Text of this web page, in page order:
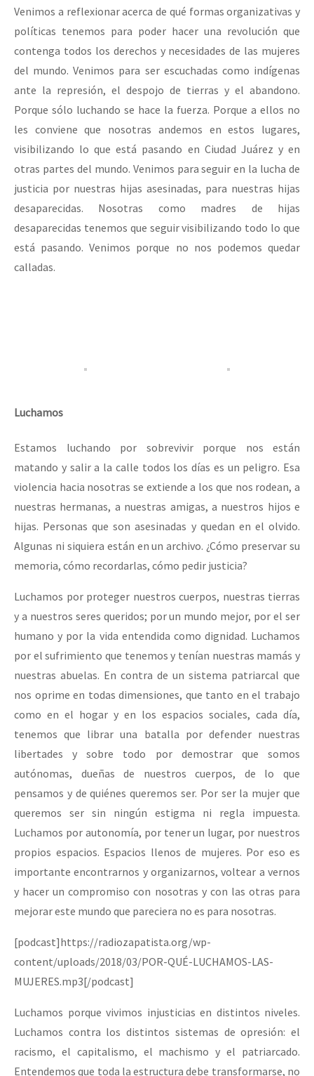
Venimos a reflexionar acerca de qué formas organizativas y
políticas tenemos para poder hacer una revolución que
contenga todos los derechos y necesidades de las mujeres
del mundo. Venimos para ser escuchadas como indígenas
ante la represión, el despojo de tierras y el abandono.
Porque sólo luchando se hace la fuerza. Porque a ellos no
les conviene que nosotras andemos en estos lugares,
visibilizando lo que está pasando en Ciudad Juárez y en
otras partes del mundo. Venimos para seguir en la lucha de
justicia por nuestras hijas asesinadas, para nuestras hijas
desaparecidas. Nosotras como madres de hijas
desaparecidas tenemos que seguir visibilizando todo lo que
está pasando. Venimos porque no nos podemos quedar
calladas.
Luchamos
Estamos luchando por sobrevivir porque nos están
matando y salir a la calle todos los días es un peligro. Esa
violencia hacia nosotras se extiende a los que nos rodean, a
nuestras hermanas, a nuestras amigas, a nuestros hijos e
hijas. Personas que son asesinadas y quedan en el olvido.
Algunas ni siquiera están en un archivo. ¿Cómo preservar su
memoria, cómo recordarlas, cómo pedir justicia?
Luchamos por proteger nuestros cuerpos, nuestras tierras
y a nuestros seres queridos; por un mundo mejor, por el ser
humano y por la vida entendida como dignidad. Luchamos
por el sufrimiento que tenemos y tenían nuestras mamás y
nuestras abuelas. En contra de un sistema patriarcal que
nos oprime en todas dimensiones, que tanto en el trabajo
como en el hogar y en los espacios sociales, cada día,
tenemos que librar una batalla por defender nuestras
libertades y sobre todo por demostrar que somos
autónomas, dueñas de nuestros cuerpos, de lo que
pensamos y de quiénes queremos ser. Por ser la mujer que
queremos ser sin ningún estigma ni regla impuesta.
Luchamos por autonomía, por tener un lugar, por nuestros
propios espacios. Espacios llenos de mujeres. Por eso es
importante encontrarnos y organizarnos, voltear a vernos
y hacer un compromiso con nosotras y con las otras para
mejorar este mundo que pareciera no es para nosotras.
[podcast]https://radiozapatista.org/wp-
content/uploads/2018/03/POR-QUÉ-LUCHAMOS-LAS-
MUJERES.mp3[/podcast]
Luchamos porque vivimos injusticias en distintos niveles.
Luchamos contra los distintos sistemas de opresión: el
racismo, el capitalismo, el machismo y el patriarcado.
Entendemos que toda la estructura debe transformarse, no